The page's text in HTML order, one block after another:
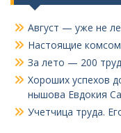
Август — уже не
Настоящие
За лето — 200
Хороших успехов
нышова Евдокия
Учетчица труда.